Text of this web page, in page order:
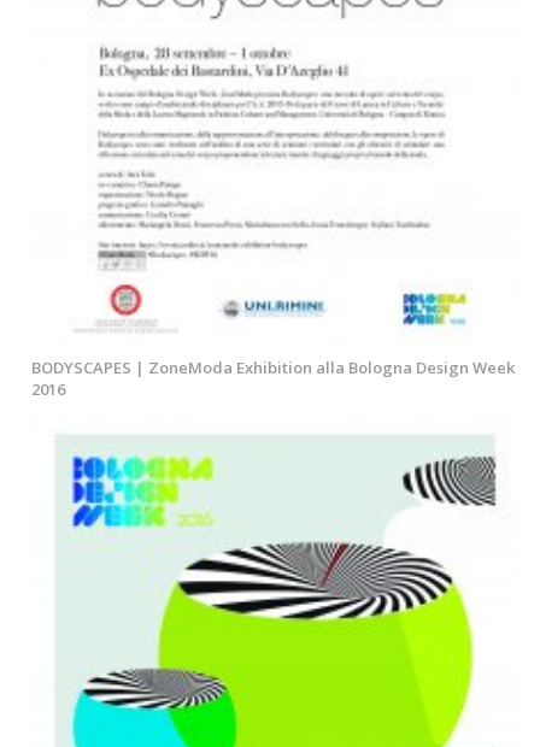
BODYSCAPES | ZoneModa Exhibition alla Bologna Design Week
2016